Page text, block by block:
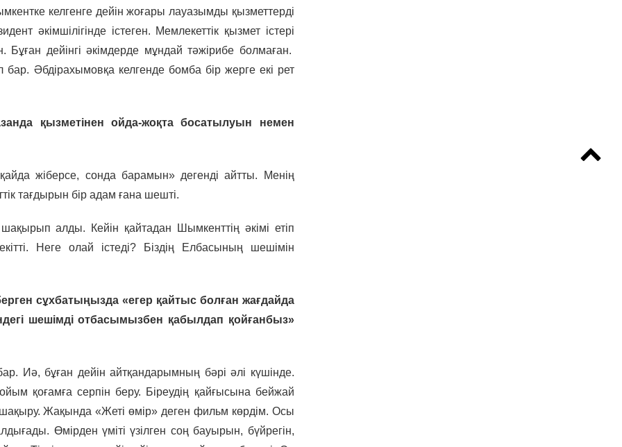
келгенге дейін жоғары лауазымды қызметтерді
әкімшілігінде істеген. Мемлекеттік қызмет істері
Бұған дейінгі әкімдерде мұндай тәжірибе болмаған.
бар. Әбдірахымовқа келгенде бомба бір жерге екі рет
қызметінен ойда-жоқта босатылуын немен
жіберсе, сонда барамын» дегенді айтты. Менің
тағдырын бір адам ғана шешті.
алды. Кейін қайтадан Шымкенттің әкімі етіп
Неге олай істеді? Біздің Елбасының шешімін
сұхбатыңызда «егер қайтыс болған жағдайда
шешімді отбасымызбен қабылдап қойғанбыз»
Иә, бұған дейін айтқандарымның бәрі әлі күшінде.
қоғамға серпін беру. Біреудің қайғысына бейжай
шақыру. Жақында «Жеті өмір» деген фильм көрдім. Осы
Өмірден үміті үзілген соң бауырын, бүйрегін,